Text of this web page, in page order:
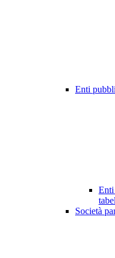
Enti
Società